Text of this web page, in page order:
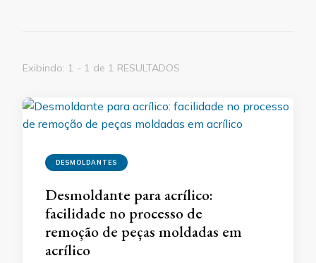
Exibindo: 1 - 1 de 1 RESULTADOS
DESMOLDANTES
Desmoldante para acrílico:
facilidade no processo de
remoção de peças moldadas em
acrílico